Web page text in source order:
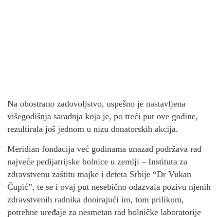
Na obostrano zadovoljstvo, uspešno je nastavljena
višegodišnja saradnja koja je, po treći put ove godine,
rezultirala još jednom u nizu donatorskih akcija.
Meridian fondacija već godinama unazad podržava rad
najveće pedijatrijske bolnice u zemlji – Instituta za
zdravstvenu zaštitu majke i deteta Srbije “Dr Vukan
Čupić”, te se i ovaj put nesebično odazvala pozivu njenih
zdravstvenih radnika donirajući im, tom prilikom,
potrebne uređaje za nesmetan rad bolničke laboratorije